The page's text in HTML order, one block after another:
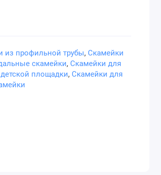
из профильной трубы, Скамейки
скамейки, Скамейки для
площадки, Скамейки для